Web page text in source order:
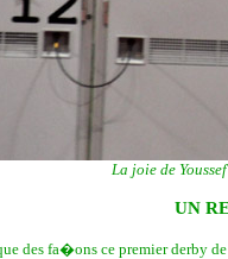
La joie de
UN
des fa�ons ce premier derby